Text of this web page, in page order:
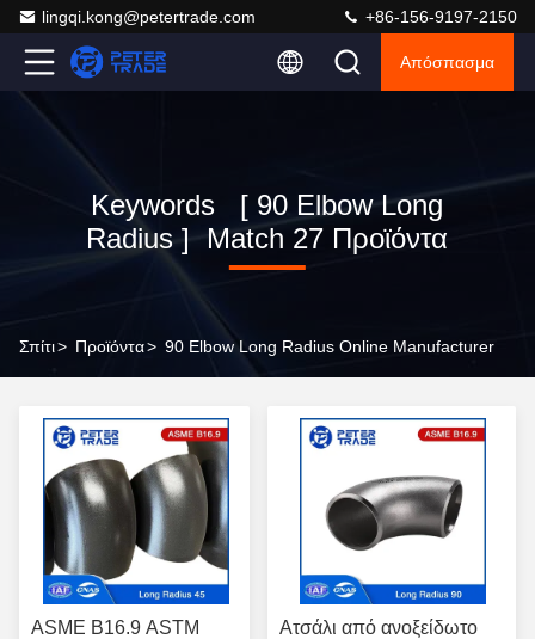
lingqi.kong@petertrade.com +86-156-9197-2150
Απόσπασμα
Keywords [ 90 Elbow Long
Radius ] Match 27 Προϊόντα
Σπίτι> Προϊόντα> 90 Elbow Long Radius Online Manufacturer
ASME B16.9 ASTM
Ατσάλι από ανοξείδωτο